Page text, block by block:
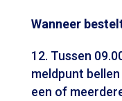
Wanneer
Tussen
meldpunt
een of